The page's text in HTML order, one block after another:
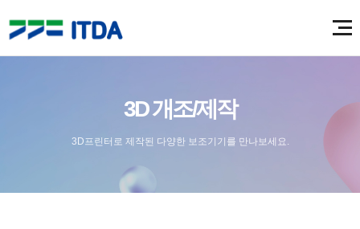
3D 개조/제작
3D프린터로 제작된 다양한 보조기기를 만나보세요.